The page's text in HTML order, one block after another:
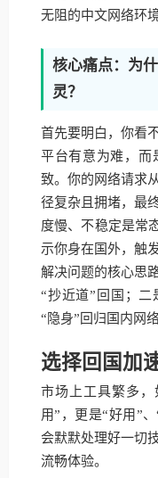
无阻的中文网络环境
核心痛点：为
灵？
首先要明白，你看
平台有意为难，而
致。你的网络请求
径复杂且拥堵，最
度慢、不稳定是常
示你身在国外，触
解决问题的核心思
“抄近道”回国；
“隐身”回归国内网络
选择回国加
市场上工具繁多
用”，更是“好用”
会默默处理好一切
流畅体验。